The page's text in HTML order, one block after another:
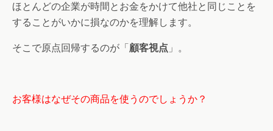
ほとんどの企業が時間とお金をかけて他社と同じことを
することがいかに損なのかを理解します。
そこで原点回帰するのが「 顧客視点 」。
お客様はなぜその商品を使うのでしょうか？